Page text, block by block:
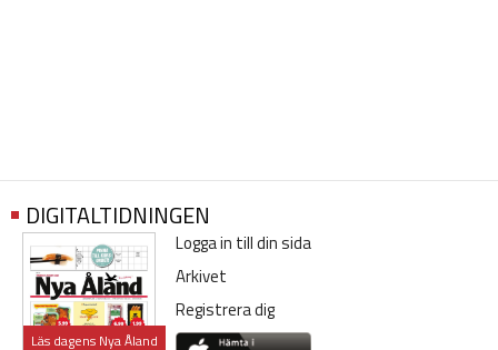
DIGITALTIDNINGEN
Läs dagens Nya Åland
Logga in till din sida
Arkivet
Registrera dig